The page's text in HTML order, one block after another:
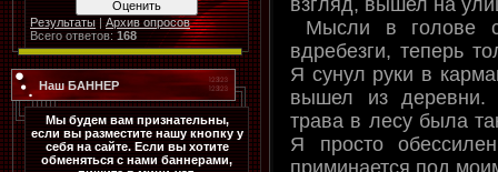
Результаты | Архив опросов
Всего ответов: 168
Наш БАННЕР
Мы будем вам признательны,
если вы разместите нашу кнопку у
себя на сайте. Если вы хотите
обменяться с нами баннерами,
взгляд, вышел на
Мысли в голове
вдребезги, теперь
Я сунул руки в
вышел из деревни.
трава в лесу была
Я просто